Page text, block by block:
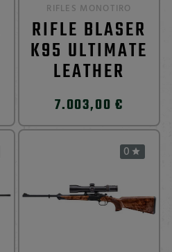
RIFLES MONOTIRO
RIFLE BLASER
K95 ULTIMATE
LEATHER
7.003,00 €
0 